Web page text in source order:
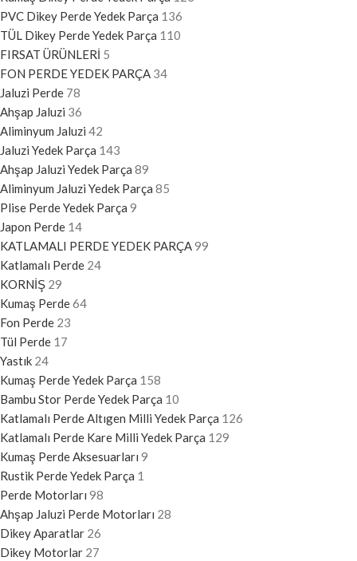
PVC Dikey Perde Yedek Parça 136
TÜL Dikey Perde Yedek Parça 110
FIRSAT ÜRÜNLERİ 5
FON PERDE YEDEK PARÇA 34
Jaluzi Perde 78
Ahşap Jaluzi 36
Aliminyum Jaluzi 42
Jaluzi Yedek Parça 143
Ahşap Jaluzi Yedek Parça 89
Aliminyum Jaluzi Yedek Parça 85
Plise Perde Yedek Parça 9
Japon Perde 14
KATLAMALI PERDE YEDEK PARÇA99
Katlamalı Perde 24
KORNİŞ 29
Kumaş Perde64
Fon Perde 23
Tül Perde 17
Yastık 24
Kumaş Perde Yedek Parça 158
Bambu Stor Perde Yedek Parça 10
Katlamalı Perde Altıgen Milli Yedek Parça 126
Katlamalı Perde Kare Milli Yedek Parça 129
Kumaş Perde Aksesuarları 9
Rustik Perde Yedek Parça 1
Perde Motorları 98
Ahşap Jaluzi Perde Motorları 28
Dikey Aparatlar 26
Dikey Motorlar 27